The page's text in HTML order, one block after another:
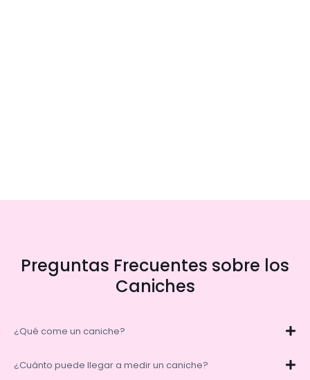
Preguntas Frecuentes sobre los
Caniches
¿Qué come un caniche?
¿Cuánto puede llegar a medir un caniche?